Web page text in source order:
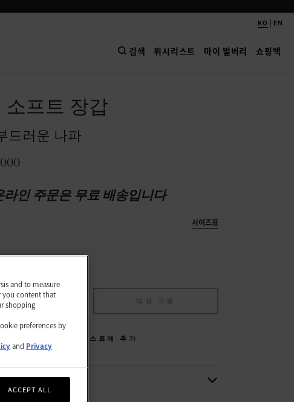
KO | EN
검색 위시리스트 마이 멀버리 쇼핑백
소프트 장갑
드러운 나파
라인 주문은 무료 배송입니다
사이즈표
쇼핑백에 추가 매장 수령
위시리스트에 추가
and to measure
you content that
shopping
preferences by
and Privacy
ACCEPT ALL